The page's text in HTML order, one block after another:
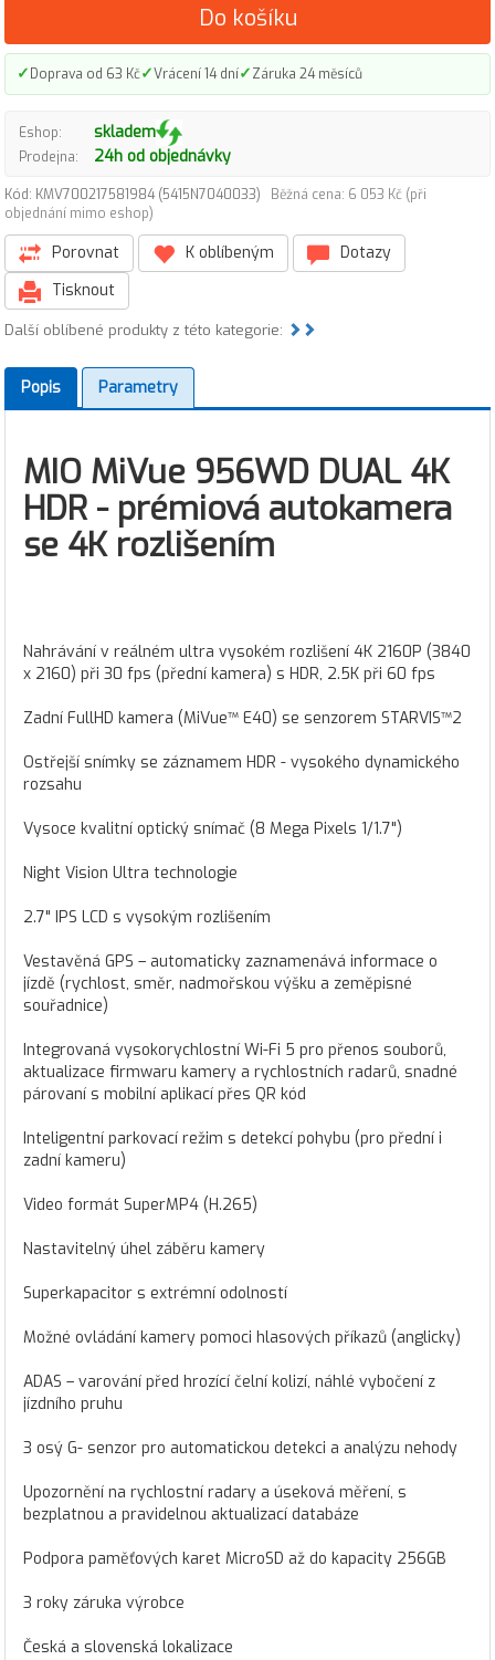
Do košíku
✓Doprava od 63 Kč✓Vrácení 14 dní✓Záruka 24 měsíců
Eshop: skladem
Prodejna: 24h od objednávky
Kód: KMV700217581984 (5415N7040033)
Běžná cena: 6 053 Kč (při
objednání mimo eshop)
Porovnat K oblíbeným
Dotazy
Tisknout
Další oblíbené produkty z této kategorie:
Popis Parametry
MIO MiVue 956WD DUAL 4K
HDR - prémiová autokamera
se 4K rozlišením
Nahrávání v reálném ultra vysokém rozlišení 4K 2160P (3840
x 2160) při 30 fps (přední kamera) s HDR, 2.5K při 60 fps
Zadní FullHD kamera (MiVue™ E40) se senzorem STARVIS™2
Ostřejší snímky se záznamem HDR - vysokého dynamického
rozsahu
Vysoce kvalitní optický snímač (8 Mega Pixels 1/1.7")
Night Vision Ultra technologie
2.7" IPS LCD s vysokým rozlišením
Vestavěná GPS – automaticky zaznamenává informace o
jízdě (rychlost, směr, nadmořskou výšku a zeměpisné
souřadnice)
Integrovaná vysokorychlostní Wi-Fi 5 pro přenos souborů,
aktualizace firmwaru kamery a rychlostních radarů, snadné
párovaní s mobilní aplikací přes QR kód
Inteligentní parkovací režim s detekcí pohybu (pro přední i
zadní kameru)
Video formát SuperMP4 (H.265)
Nastavitelný úhel záběru kamery
Superkapacitor s extrémní odolností
Možné ovládání kamery pomoci hlasových příkazů (anglicky)
ADAS – varování před hrozící čelní kolizí, náhlé vybočení z
jízdního pruhu
3 osý G- senzor pro automatickou detekci a analýzu nehody
Upozornění na rychlostní radary a úseková měření, s
bezplatnou a pravidelnou aktualizací databáze
Podpora paměťových karet MicroSD až do kapacity 256GB
3 roky záruka výrobce
Česká a slovenská lokalizace